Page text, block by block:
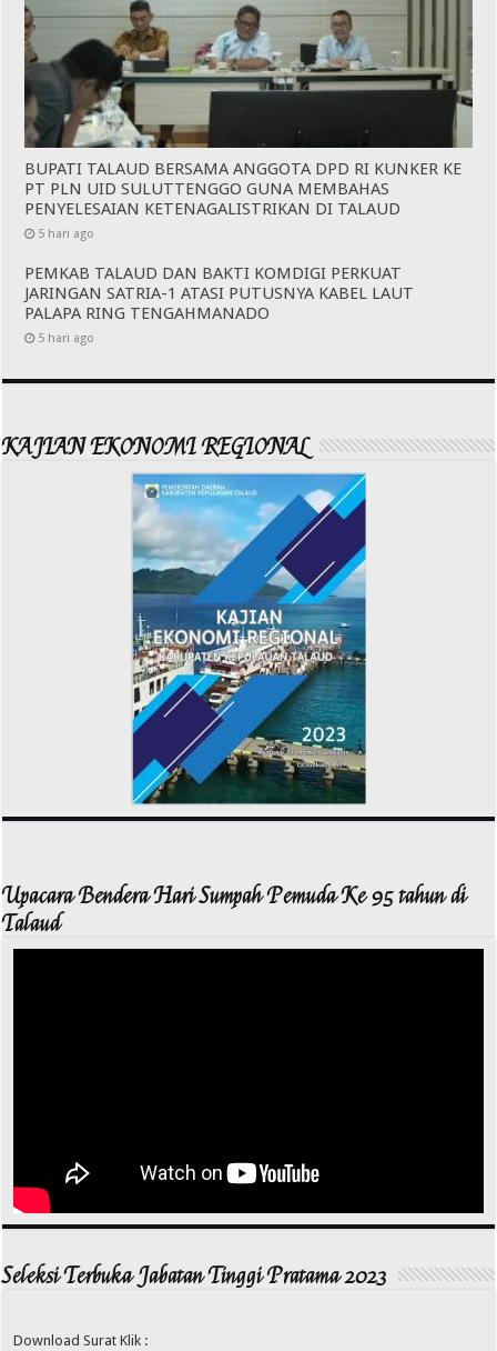
BUPATI TALAUD BERSAMA ANGGOTA DPD RI KUNKER KE
PT PLN UID SULUTTENGGO GUNA MEMBAHAS
PENYELESAIAN KETENAGALISTRIKAN DI TALAUD
5 hari ago
PEMKAB TALAUD DAN BAKTI KOMDIGI PERKUAT
JARINGAN SATRIA-1 ATASI PUTUSNYA KABEL LAUT
PALAPA RING TENGAHMANADO
5 hari ago
KAJIAN EKONOMI REGIONAL
Upacara Bendera Hari Sumpah Pemuda Ke 95 tahun di
Talaud
Seleksi Terbuka Jabatan Tinggi Pratama 2023
Download Surat Klik :